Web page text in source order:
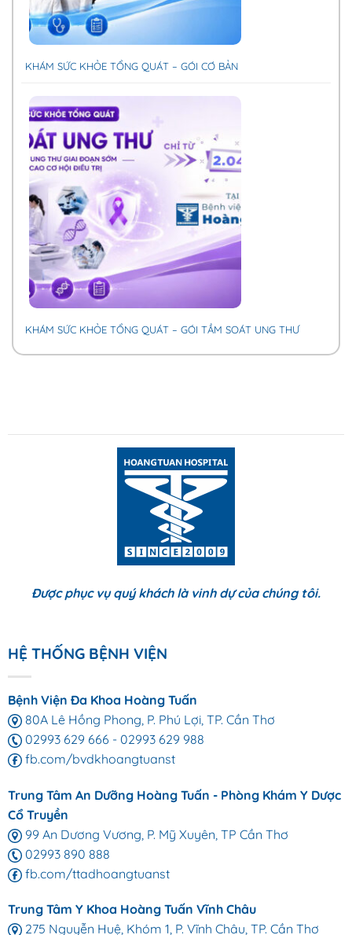
KHÁM SỨC KHỎE TỔNG QUÁT – GÓI CƠ BẢN
KHÁM SỨC KHỎE TỔNG QUÁT – GÓI TẦM SOÁT UNG THƯ
Được phục vụ quý khách là vinh dự của chúng tôi.
HỆ THỐNG BỆNH VIỆN
Bệnh Viện Đa Khoa Hoàng Tuấn
80A Lê Hồng Phong, P. Phú Lợi, TP. Cần Thơ
02993 629 666 - 02993 629 988
fb.com/bvdkhoangtuanst
Trung Tâm An Dưỡng Hoàng Tuấn - Phòng Khám Y Dược
Cổ Truyền
99 An Dương Vương, P. Mỹ Xuyên, TP Cần Thơ
02993 890 888
fb.com/ttadhoangtuanst
Trung Tâm Y Khoa Hoàng Tuấn Vĩnh Châu
275 Nguyễn Huệ, Khóm 1, P. Vĩnh Châu, TP. Cần Thơ